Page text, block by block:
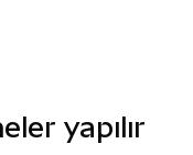
yapılır